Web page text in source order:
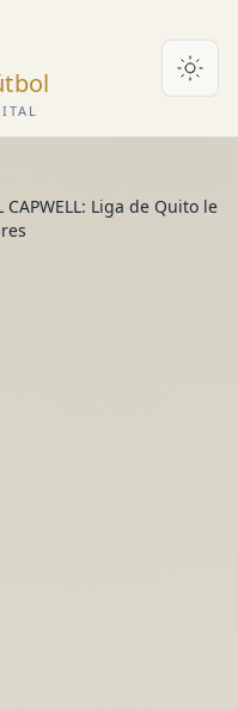
CAPWELL: Liga de Quito le